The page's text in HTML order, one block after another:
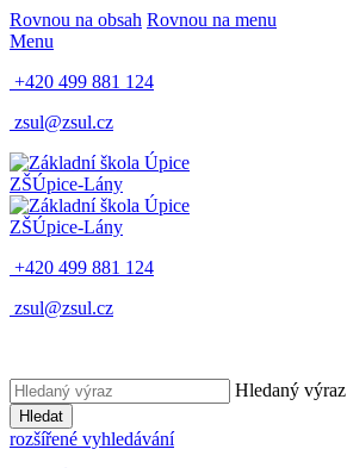
Rovnou na obsah Rovnou na menu
Menu
+420 499 881 124
zsul@zsul.cz
ZŠÚpice-Lány
ZŠÚpice-Lány
+420 499 881 124
zsul@zsul.cz
Hledaný výraz
Hledat
rozšířené vyhledávání